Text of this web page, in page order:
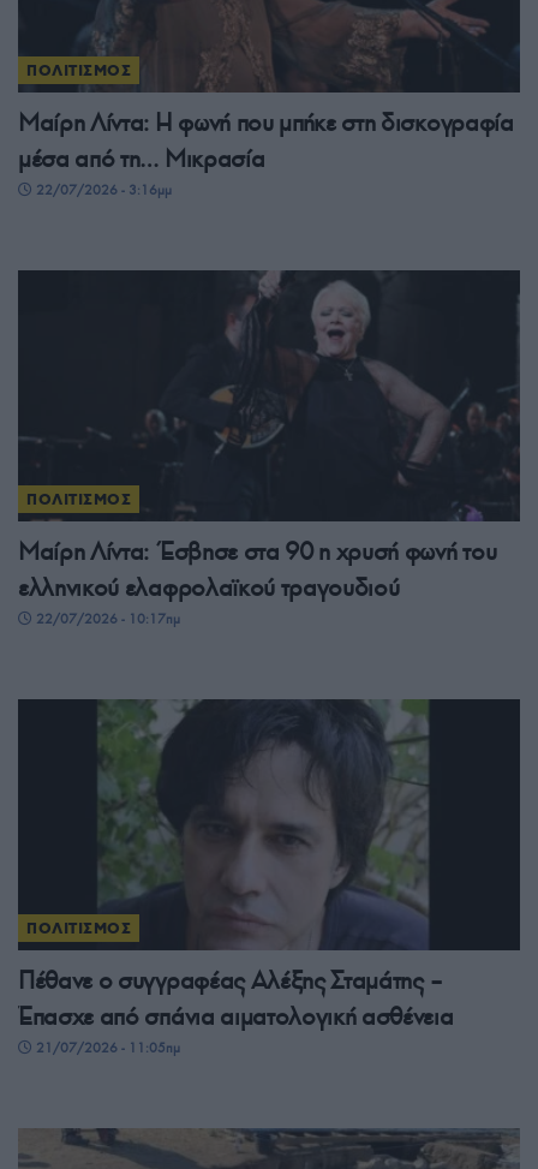
ΠΟΛΙΤΙΣΜΟΣ
Μαίρη Λίντα: Η φωνή που μπήκε στη δισκογραφία
μέσα από τη… Μικρασία
22/07/2026 - 3:16μμ
ΠΟΛΙΤΙΣΜΟΣ
Μαίρη Λίντα: Έσβησε στα 90 η χρυσή φωνή του
ελληνικού ελαφρολαϊκού τραγουδιού
22/07/2026 - 10:17πμ
ΠΟΛΙΤΙΣΜΟΣ
Πέθανε ο συγγραφέας Αλέξης Σταμάτης –
Έπασχε από σπάνια αιματολογική ασθένεια
21/07/2026 - 11:05πμ